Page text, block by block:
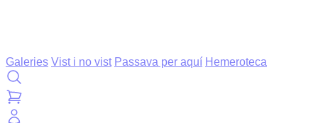
Galeries Vist i no vist Passava per aquí Hemeroteca